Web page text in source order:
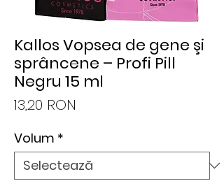
Kallos Vopsea de gene şi
sprâncene – Profi Pill
Negru 15 ml
13,20 RON
Volum *